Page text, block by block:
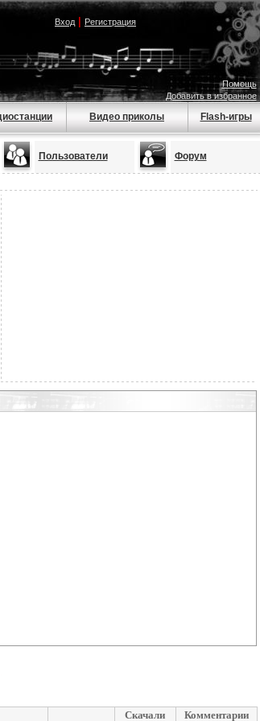
Вход| Регистрация
Помощь
Добавить в избранное
Видео приколы Flash-игры
Пользователи Форум
Скачали Комментарии